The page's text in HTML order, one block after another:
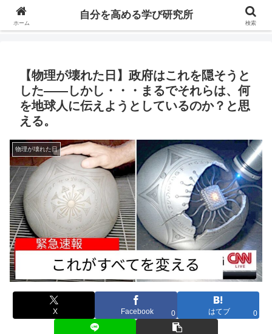
自分の価値を高めるための学びについて研究し、セミナーや情報（ブログ、動
【物理が壊れた日】政府はこれを隠そうと
した——しかし・・・まるでそれらは、何
を地球人に伝えようとしているのか？と思
える。
物理が壊れた日
X Facebook 0 はてブ 0
ホーム
自分を高める学び研究所
検索